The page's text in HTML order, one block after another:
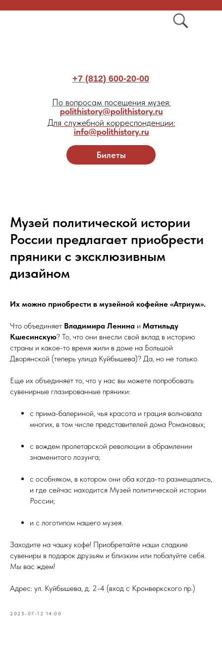
Билеты
+7 (812) 600-20-00
По вопросам посещения музея:
polithistory@polithistory.ru
Для служебной корреспонденции:
info@polithistory.ru
Музей политической истории
России предлагает приобрести
пряники с эксклюзивным
дизайном
Их можно приобрести в музейной кофейне «Атриум».
Что объединяет Владимира Ленина и Матильду
Кшесинскую? То, что они внесли свой вклад в историю
страны и какое-то время жили в доме на Большой
Дворянской (теперь улица Куйбышева)? Да, но не только.
Еще их объединяет то, что у нас вы можете попробовать
сувенирные глазированные пряники:
с прима-балериной, чья красота и грация волновала
многих, в том числе представителей дома Романовых;
с вождем пролетарской революции в обрамлении
знаменитого лозунга;
с особняком, в котором они оба когда-то размещались,
и где сейчас находится Музей политической истории
России;
и с логотипом нашего музея.
Заходите на чашку кофе! Приобретайте наши сладкие
сувениры в подарок друзьям и близким или побалуйте себя.
Мы вас ждем!
Адрес: ул. Куйбышева, д. 2-4 (вход с Кронверкского пр.)
2025-07-12 14:00